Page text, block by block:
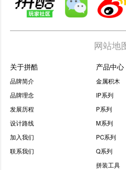
网站地
关于拼酷
品牌简介
品牌理念
发展历程
设计路线
加入我们
联系我们
产品中心
金属积木
IP系列
P系列
M系列
PC系列
Q系列
拼装工具